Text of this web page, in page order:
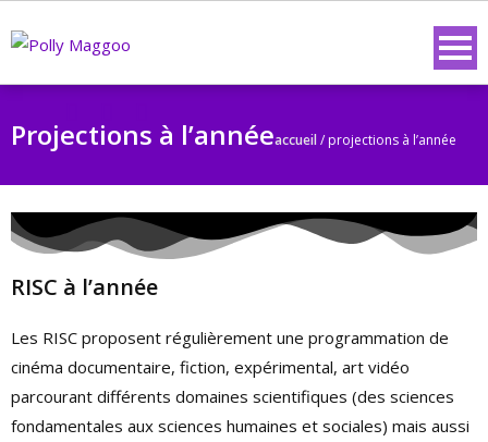
Projections à l’annéeaccueil/projections à l’année
RISC à l’année
Les RISC proposent régulièrement une programmation de
cinéma documentaire, fiction, expérimental, art vidéo
parcourant différents domaines scientifiques (des sciences
fondamentales aux sciences humaines et sociales) mais aussi